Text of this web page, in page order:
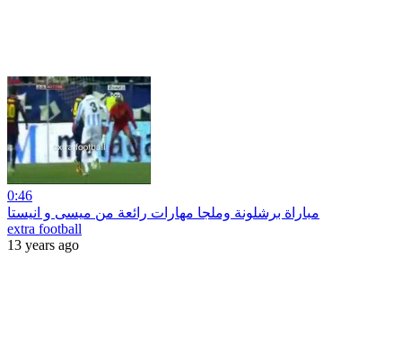
0:46
مباراة برشلونة وملجا مهارات رائعة من ميسى و انيستا
extra football
13 years ago